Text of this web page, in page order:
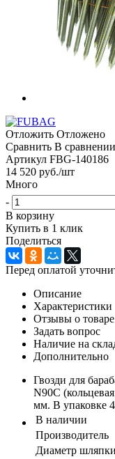
Отложить Отложено
Сравнить В сравнении
Артикул FBG-140186
14 520 руб./шт
Много
-
В корзину
Купить в 1 клик
Поделиться
Перед оплатой
Описание
Характеристики
Отзывы о товаре
Задать вопрос
Наличие на
Дополнительно
Гвозди для
N90C
мм. В упаковке
В наличии
Производитель
Диаметр